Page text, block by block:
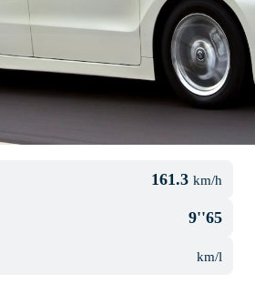
161.3 km/h
9''65
km/l